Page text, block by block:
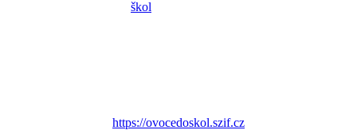
https://ovocedoskol.szif.cz